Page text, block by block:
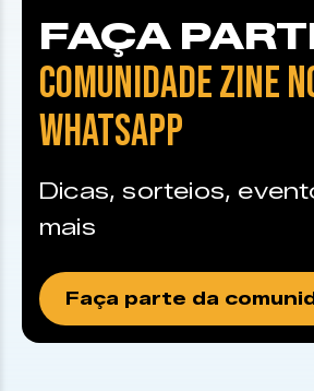
FAÇA
COMUNIDADE ZINE
WHATSAPP
Dicas, sorteios,
mais
Faça parte da